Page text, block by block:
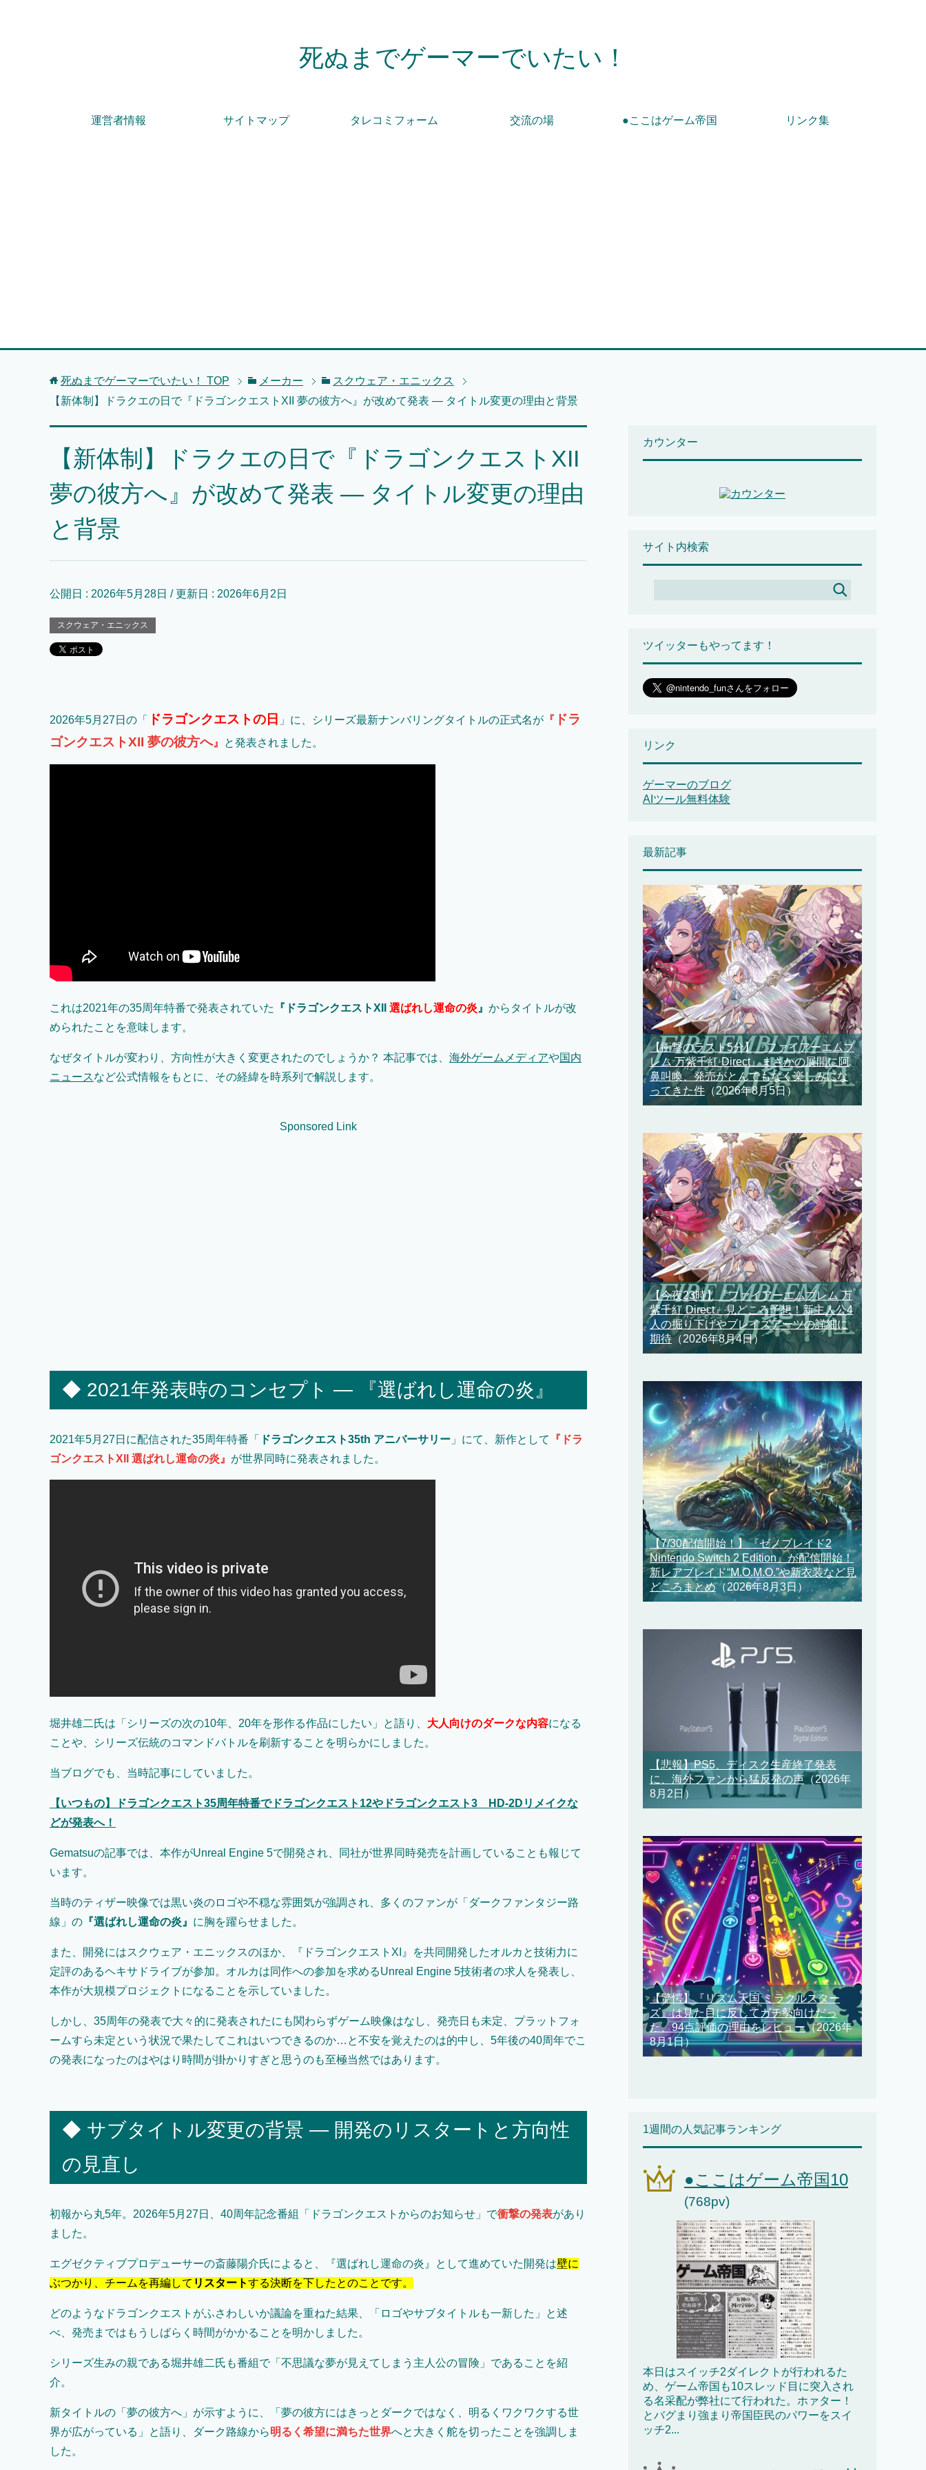
死ぬまでゲーマーでいたい！
運営者情報 サイトマップ タレコミフォーム 交流の場 ●ここはゲーム帝国 リンク集
死ぬまでゲーマーでいたい！ TOP メーカー
スクウェア・エニックス
【新体制】ドラクエの日で『ドラゴンクエストXII 夢の彼方へ』が改めて発表 — タイトル変更の理由と背景
【新体制】ドラクエの日で『ドラゴンクエストXII
夢の彼方へ』が改めて発表 — タイトル変更の理由
と背景
公開日 : 2026年5月28日 / 更新日 : 2026年6月2日
スクウェア・エニックス
2026年5月27日の「 ドラゴンクエストの日 」に、シリーズ最新ナンバリングタイトルの正式名が 『 ドラ
ゴンクエストXII 夢の彼方へ』 と発表されました。
これは2021年の35周年特番で発表されていた 『ドラゴンクエストXII 選ばれし運命の炎 』 からタイトルが改
められたことを意味します。
なぜタイトルが変わり、方向性が大きく変更されたのでしょうか？ 本記事では、 海外ゲームメディアや国内
ニュースなど公式情報をもとに、その経緯を時系列で解説します。
Sponsored Link
◆ 2021年発表時のコンセプト — 『選ばれし運命の炎』
2021年5月27日に配信された35周年特番「 ドラゴンクエスト35th アニバーサリー 」にて、新作として
『ドラ
ゴンクエストXII 選ばれし運命の炎』 が世界同時に発表されました。
堀井雄二氏は「シリーズの次の10年、20年を形作る作品にしたい」と語り、 大人向けのダークな内容になる
ことや、シリーズ伝統のコマンドバトルを刷新することを明らかにしました。
当ブログでも、当時記事にしていました。
【いつもの】ドラゴンクエスト35周年特番でドラゴンクエスト12やドラゴンクエスト3 HD-2Dリメイクな
どが発表へ！
Gematsuの記事では、本作がUnreal Engine 5で開発され、同社が世界同時発売を計画していることも報じて
います。
当時のティザー映像では黒い炎のロゴや不穏な雰囲気が強調され、多くのファンが「ダークファンタジー路
線」の 『選ばれし運命の炎』 に胸を躍らせました。
また、開発にはスクウェア・エニックスのほか、『ドラゴンクエストXI』を共同開発したオルカと技術力に
定評のあるヘキサドライブが参加。オルカは同作への参加を求めるUnreal Engine 5技術者の求人を発表し、
本作が大規模プロジェクトになることを示していました。
しかし、35周年の発表で大々的に発表されたにも関わらずゲーム映像はなし、発売日も未定、プラットフォ
ームすら未定という状況で果たしてこれはいつできるのか…と不安を覚えたのは的中し、5年後の40周年でこ
の発表になったのはやはり時間が掛かりすぎと思うのも至極当然ではあります。
◆ サブタイトル変更の背景 — 開発のリスタートと方向性
の見直し
初報から丸5年。2026年5月27日、40周年記念番組「ドラゴンクエストからのお知らせ」で衝撃の発表があり
ました。
エグゼクティブプロデューサーの斎藤陽介氏によると、『選ばれし運命の炎』として進めていた開発は壁に
ぶつかり、チームを再編して リスタートする決断を下したとのことです。
どのようなドラゴンクエストがふさわしいか議論を重ねた結果、「ロゴやサブタイトルも一新した」と述
べ、発売まではもうしばらく時間がかかることを明かしました。
シリーズ生みの親である堀井雄二氏も番組で「不思議な夢が見えてしまう主人公の冒険」であることを紹
介。
新タイトルの「夢の彼方へ」が示すように、「夢の彼方にはきっとダークではなく、明るくワクワクする世
界が広がっている」と語り、ダーク路線から明るく希望に満ちた世界へと大きく舵を切ったことを強調しま
した。
カウンター
サイト内検索
ツイッターもやってます！
リンク
ゲーマーのブログ
AIツール無料体験
最新記事
【衝撃のラスト5分】『ファイアーエムブ
レム 万紫千紅 Direct』まさかの展開に阿
鼻叫喚、発売がとんでもなく楽しみにな
ってきた件 （2026年8月5日）
【今夜23時】『ファイアーエムブレム 万
紫千紅 Direct』見どころ予想！新主人公4
人の掘り下げやブレイズアーツの詳細に
期待（2026年8月4日）
【7/30配信開始！】『ゼノブレイド2
Nintendo Switch 2 Edition』が配信開始！
新レアブレイド“M.O.M.O.”や新衣装など見
どころまとめ（2026年8月3日）
【悲報】PS5、ディスク生産終了発表
に、海外ファンから猛反発の声（2026年
8月2日）
【驚愕】『リズム天国 ミラクルスター
ズ』は見た目に反してガチ勢向けだっ
た、94点評価の理由をレビュー（2026年
8月1日）
1週間の人気記事ランキング
●ここはゲーム帝国10
(768pv)
本日はスイッチ2ダイレクトが行われるた
め、ゲーム帝国も10スレッド目に突入され
る名采配が弊社にて行われた。ホァター！
とバグまり強まり帝国臣民のパワーをスイ
ッチ2...